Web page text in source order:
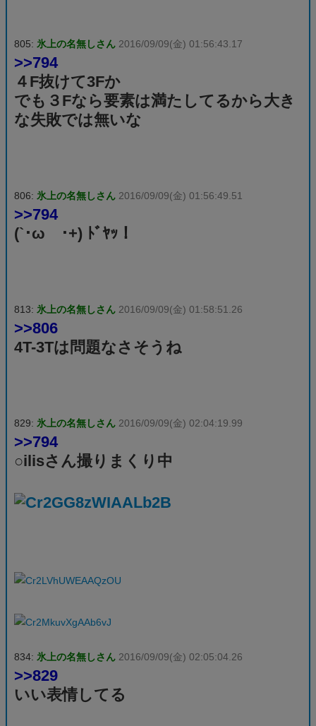
805: 氷上の名無しさん 2016/09/09(金) 01:56:43.17
>>794
４F抜けて3Fか
でも３Fなら要素は満たしてるから大き
な失敗では無いな
806: 氷上の名無しさん 2016/09/09(金) 01:56:49.51
>>794
(`･ω´･+) ﾄﾞﾔｯ！
813: 氷上の名無しさん 2016/09/09(金) 01:58:51.26
>>806
4T-3Tは問題なさそうね
829: 氷上の名無しさん 2016/09/09(金) 02:04:19.99
>>794
○ilisさん撮りまくり中
834: 氷上の名無しさん 2016/09/09(金) 02:05:04.26
>>829
いい表情してる